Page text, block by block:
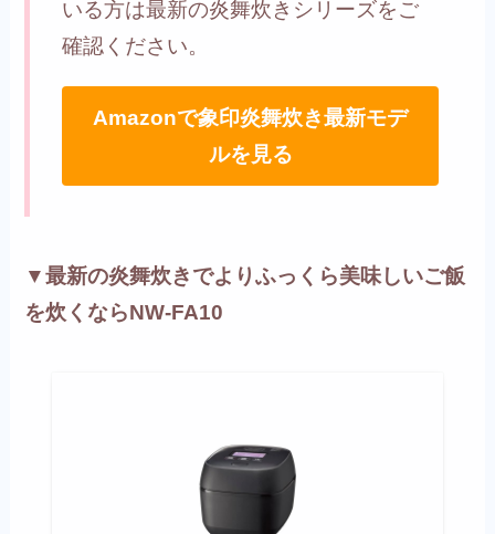
いる方は最新の炎舞炊きシリーズをご
確認ください。
Amazonで象印炎舞炊き最新モデ
ルを見る
▼最新の炎舞炊きでよりふっくら美味しいご飯
を炊くならNW-FA10